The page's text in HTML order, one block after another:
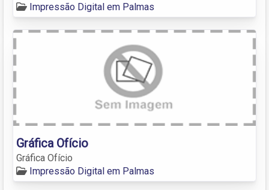
Impressão Digital em Palmas
Gráfica Ofício
Gráfica Ofício
Impressão Digital em Palmas